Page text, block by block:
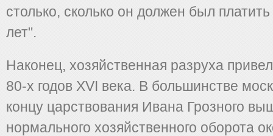
столько, сколько он должен был
лет".
Наконец, хозяйственная разруха
80-х годов XVI века. В большинстве
концу царствования Ивана Грозного
нормального хозяйственного оборота